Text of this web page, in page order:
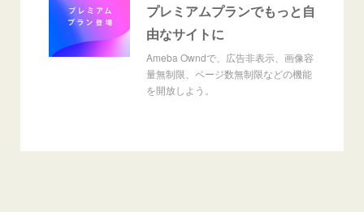
プレミアムプランでもっと自
由なサイトに
Ameba Owndで、広告非表示、画像容
量無制限、ページ数無制限などの機能
を開放しよう。